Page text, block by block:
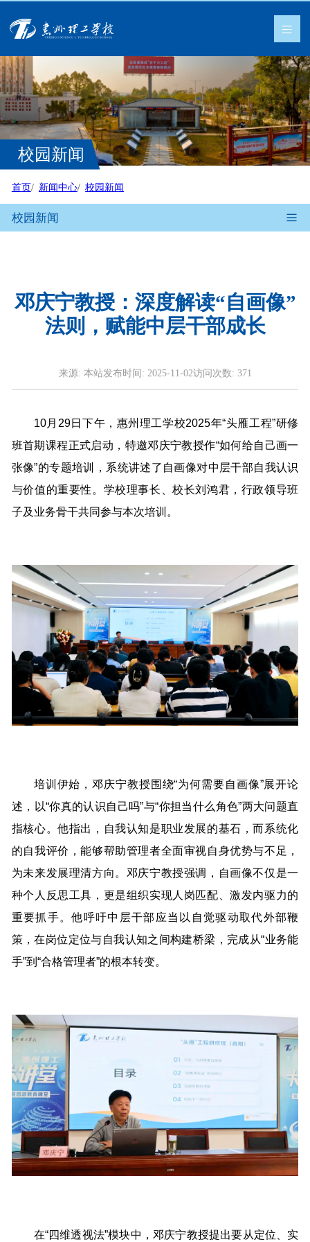
校园新闻
首页 新闻中心 校园新闻
校园新闻
邓庆宁教授：深度解读“自画像”
法则，赋能中层干部成长
来源: 本站发布时间: 2025-11-02访问次数: 371
10月29日下午，惠州理工学校2025年“头雁工程”研修
班首期课程正式启动，特邀邓庆宁教授作“如何给自己画一
张像”的专题培训，系统讲述了自画像对中层干部自我认识
与价值的重要性。学校理事长、校长刘鸿君，行政领导班
子及业务骨干共同参与本次培训。
培训伊始，邓庆宁教授围绕“为何需要自画像”展开论
述，以“你真的认识自己吗”与“你担当什么角色”两大问题直
指核心。他指出，自我认知是职业发展的基石，而系统化
的自我评价，能够帮助管理者全面审视自身优势与不足，
为未来发展理清方向。邓庆宁教授强调，自画像不仅是一
种个人反思工具，更是组织实现人岗匹配、激发内驱力的
重要抓手。他呼吁中层干部应当以自觉驱动取代外部鞭
策，在岗位定位与自我认知之间构建桥梁，完成从“业务能
手”到“合格管理者”的根本转变。
在“四维透视法”模块中，邓庆宁教授提出要从定位、实